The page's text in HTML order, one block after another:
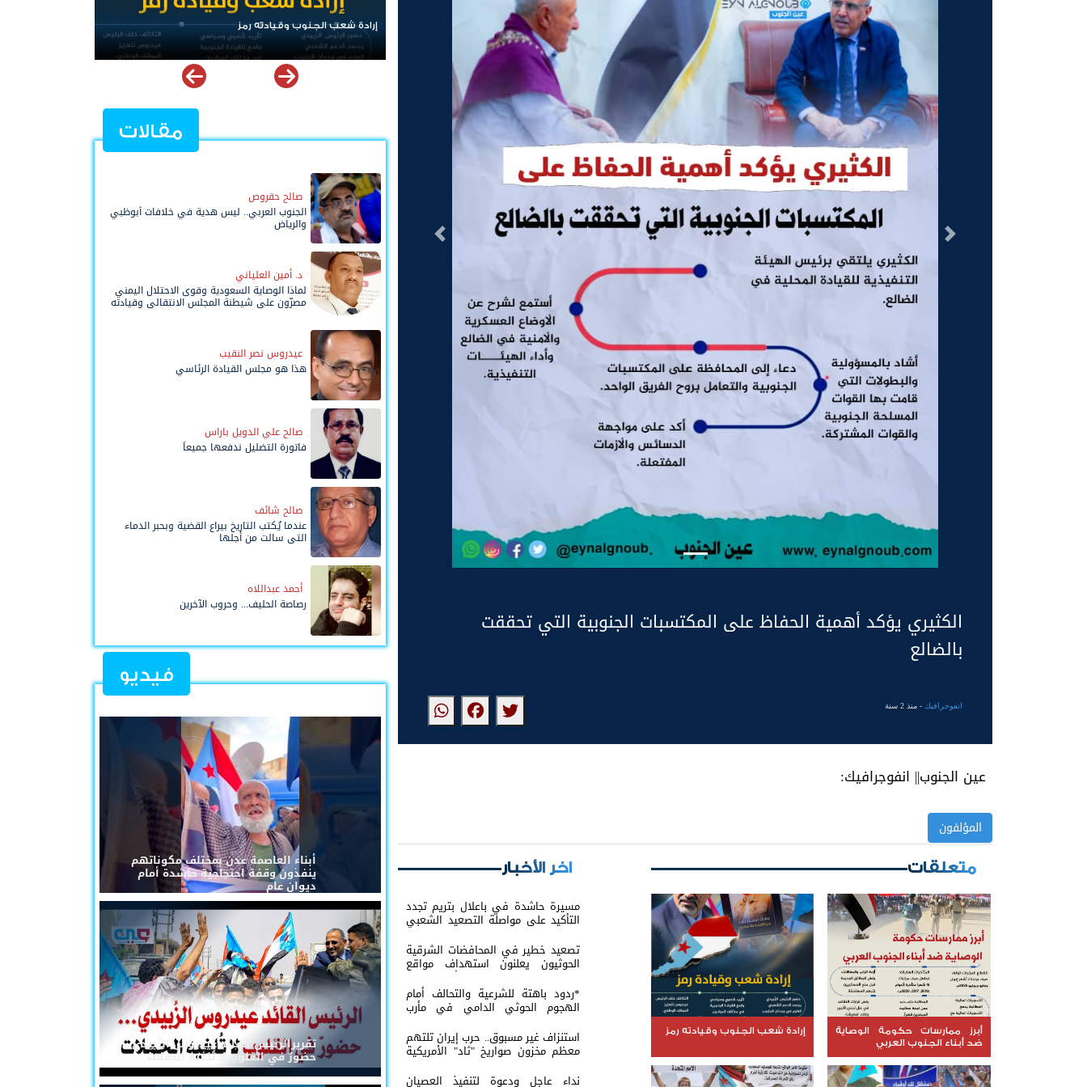
التالى السابق
الكثيري يؤكد أهمية الحفاظ على المكتسبات الجنوبية التي تحققت
بالضالع
انفوجرافيك- منذ 2 سنة
عين الجنوب|| انفوجرافيك:
المؤلفون
متعلقات
أبرز ممارسات حكومة الوصاية
ضد أبناء الجنوب العربي
إرادة شعب الجنوب وقيادته رمز
اخر الأخبار
مسيرة حاشدة في باعلال بتريم تجدد
التأكيد على مواصلة التصعيد الشعبي
تصعيد خطير في المحافضات الشرقية
الحوثيون يعلنون استهداف مواقع
عسكرية في حضرموت ومأرب اليمنية
بوابل من الصواريخ والطائرات المسيّرة
*ردود باهتة للشرعية والتحالف أمام
الهجوم الحوثي الدامي في مأرب
وحضرموت*
استنزاف غير مسبوق.. حرب إيران تلتهم
معظم مخزون صواريخ "ثاد" الأمريكية
وتدق ناقوس الخطر داخل البنتاغون
نداء عاجل ودعوة لتنفيذ العصيان
إرادة شعب الجنوب وقيادته رمز الرئيس عيدروس
مقالات
صالح حقروص
الجنوب العربي.. ليس هدية في خلافات أبوظبي
والرياض
د. أمين العلياني
لماذا الوصاية السعودية وقوى الاحتلال اليمني
مصرّون على شيطنة المجلس الانتقالي وقيادته
عيدروس نصر النقيب
هذا هو مجلس القيادة الرئاسي
صالح علي الدويل باراس
فاتورة التضليل ندفعها جميعاً
صالح شائف
عندما يُكتب التاريخ بيراع القضية وبحبر الدماء
التي سالت من أجلها
أحمد عبداللاه
رصاصة الحليف... وحروب الآخرين
فيديو
أبناء العاصمة عدن بمختلف مكوناتهم
ينفذون وقفة احتجاجية حاشدة أمام
ديوان عام
تقريرالرئيس القائد عيدروس الزُبيدي...
حضورٌ في القلوب لا تُلغيه الحملات